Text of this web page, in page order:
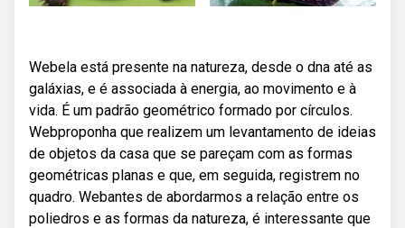
Webela está presente na natureza, desde o dna até as
galáxias, e é associada à energia, ao movimento e à
vida. É um padrão geométrico formado por círculos.
Webproponha que realizem um levantamento de ideias
de objetos da casa que se pareçam com as formas
geométricas planas e que, em seguida, registrem no
quadro. Webantes de abordarmos a relação entre os
poliedros e as formas da natureza, é interessante que